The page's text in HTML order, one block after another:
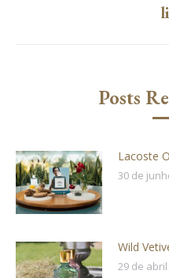
Posts
Lacoste
30 de
Wild
29 de